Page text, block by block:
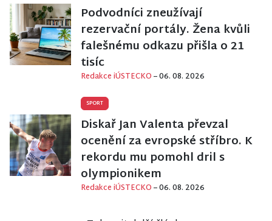
Podvodníci zneužívají
rezervační portály. Žena kvůli
falešnému odkazu přišla o 21
tisíc
Redakce iÚSTECKO– 06. 08. 2026
SPORT
Diskař Jan Valenta převzal
ocenění za evropské stříbro. K
rekordu mu pomohl dril s
olympionikem
Redakce iÚSTECKO– 06. 08. 2026